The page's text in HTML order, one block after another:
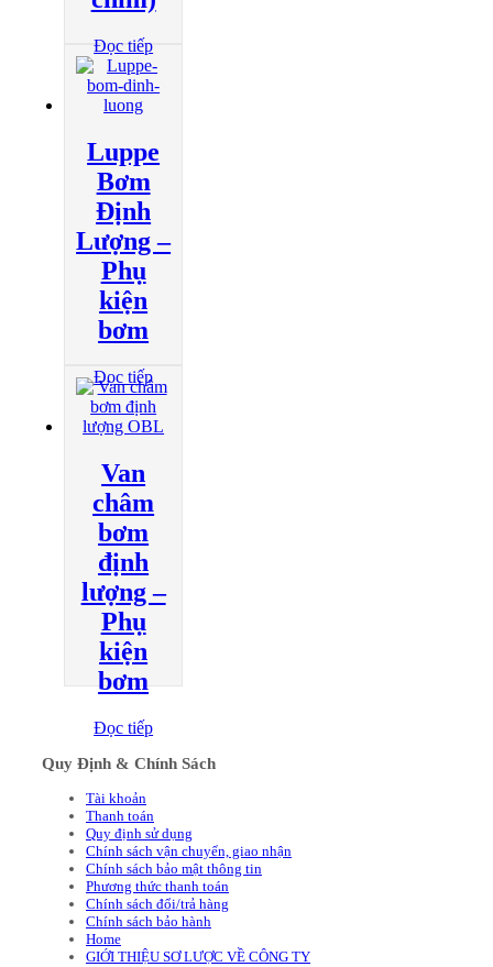
Đọc tiếp
Luppe
Bơm
Định
Lượng –
Phụ
kiện
bơm
Đọc tiếp
Van
châm
bơm
định
lượng –
Phụ
kiện
bơm
Đọc tiếp
Quy Định & Chính Sách
Tài khoản
Thanh toán
Quy định sử dụng
Chính sách vận chuyển, giao nhận
Chính sách bảo mật thông tin
Phương thức thanh toán
Chính sách đổi/trả hàng
Chính sách bảo hành
Home
GIỚI THIỆU SƠ LƯỢC VỀ CÔNG TY